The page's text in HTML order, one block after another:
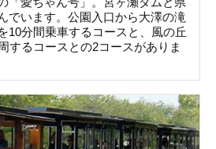
でいます。公園入口から大澤の滝
10分間乗車するコースと、風の丘
するコースとの2コースがありま